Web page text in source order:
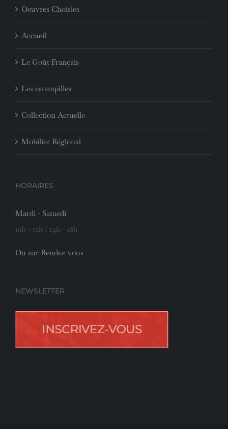
Oeuvres Choisies
Accueil
Le Goût Français
Les estampilles
Collection Actuelle
Mobilier Régional
HORAIRES
Mardi - Samedi
10h - 12h / 14h - 18h
Ou sur Rendez-vous
NEWSLETTER